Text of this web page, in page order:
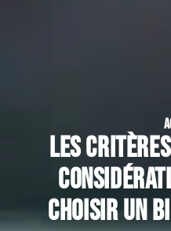
Les
choisir un